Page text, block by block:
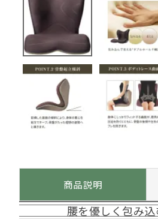
商品説明
腰を優しく包み